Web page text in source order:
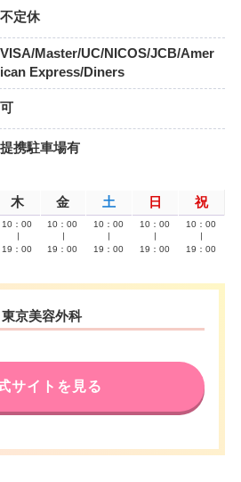
不定休
VISA/Master/UC/NICOS/JCB/Amer
ican Express/Diners
可
提携駐車場有
木 金 土 日 祝
10：00
19：00
10：00
19：00
10：00
19：00
10：00
19：00
10：00
19：00
東京美容外科
サイトを見る